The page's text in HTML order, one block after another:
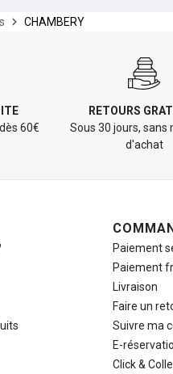
CHAMBERY
60€
RETOURS
Sous 30 jours, sans
d'achat
page
Paiement
Paiement
Livraison
Faire un
Suivre ma
E-
Click &